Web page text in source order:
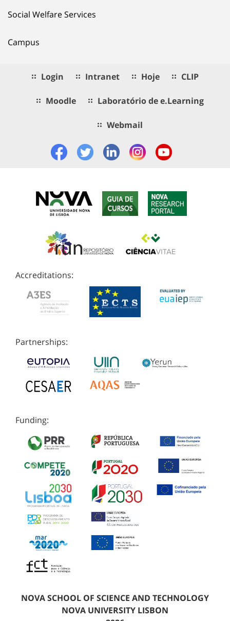
Social Welfare Services
Campus
Login Intranet Hoje CLIP
Moodle Laboratório de e.Learning
Webmail
Accreditations:
Partnerships:
Funding:
NOVA SCHOOL OF SCIENCE AND TECHNOLOGY
NOVA UNIVERSITY LISBON